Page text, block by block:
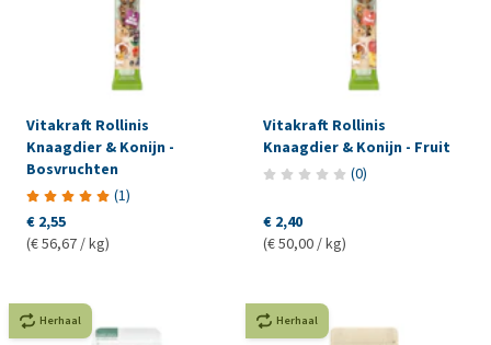
Vitakraft Rollinis
Knaagdier & Konijn -
Bosvruchten
(1)
€ 2,55
(€ 56,67 / kg)
Vitakraft Rollinis
Knaagdier & Konijn - Fruit
(0)
€ 2,40
(€ 50,00 / kg)
Herhaal Herhaal